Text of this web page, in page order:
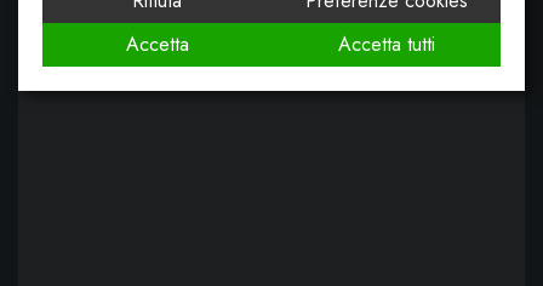
Accetta
Accetta tutti